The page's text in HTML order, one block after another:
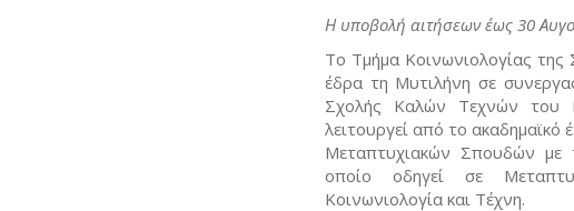
Η υποβολή αιτήσεων έως 30
Το Τμήμα Κοινωνιολογίας της
έδρα τη Μυτιλήνη σε
Σχολής Καλών Τεχνών του
λειτουργεί από το
Μεταπτυχιακών Σπουδών με
οποίο οδηγεί σε
Κοινωνιολογία και Τέχνη.